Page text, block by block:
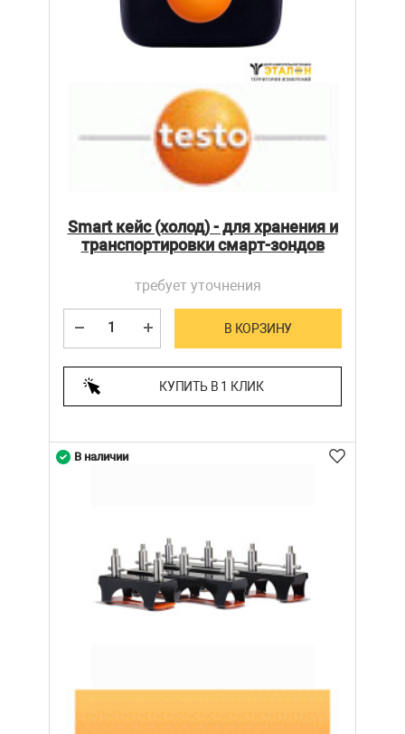
Smart кейс (холод) - для хранения и
транспортировки смарт-зондов
требует уточнения
В КОРЗИНУ
КУПИТЬ В 1 КЛИК
В наличии